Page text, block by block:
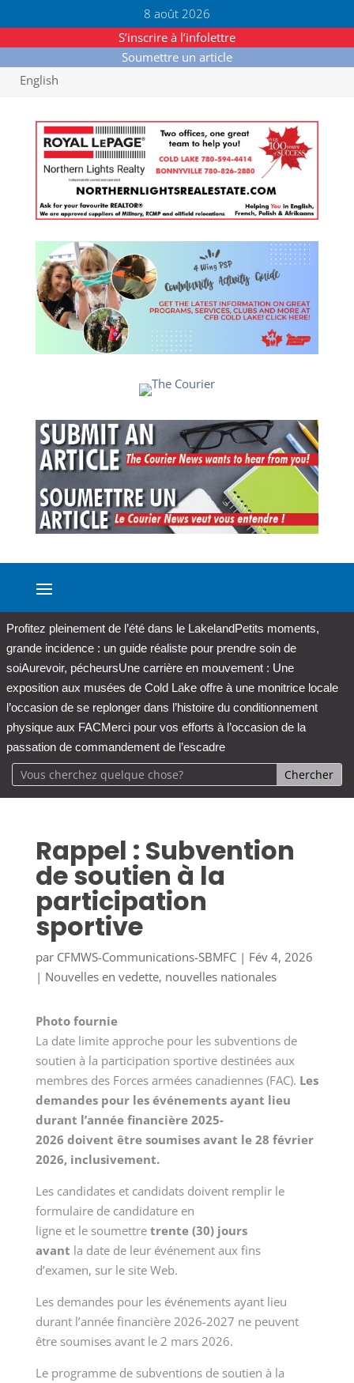
8 août 2026
S’inscrire à l’infolettre
Soumettre un article
English
Profitez pleinement de l’été dans le LakelandPetits moments,
grande incidence : un guide réaliste pour prendre soin de
soiAurevoir, pécheursUne carrière en mouvement : Une
exposition aux musées de Cold Lake offre à une monitrice locale
l’occasion de se replonger dans l’histoire du conditionnement
physique aux FACMerci pour vos efforts à l’occasion de la
passation de commandement de l’escadre
Rappel : Subvention
de soutien à la
participation
sportive
par CFMWS-Communications-SBMFC| Fév 4, 2026
| Nouvelles en vedette, nouvelles nationales
Photo fournie
La date limite approche pour les subventions de
soutien à la participation sportive destinées aux
membres des Forces armées canadiennes (FAC). Les
demandes pour les événements ayant lieu
durant l’année financière 2025-
2026 doivent être soumises avant le 28 février
2026, inclusivement.
Les candidates et candidats doivent remplir le
formulaire de candidature en
ligne et le soumettre trente (30) jours
avant la date de leur événement aux fins
d’examen, sur le site Web.
Les demandes pour les événements ayant lieu
durant l’année financière 2026-2027 ne peuvent
être soumises avant le 2 mars 2026.
Le programme de subventions de soutien à la